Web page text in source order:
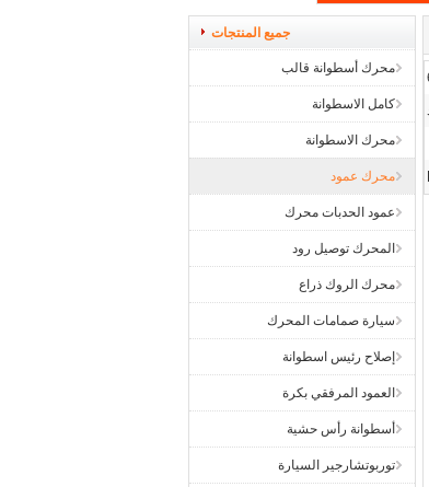
جميع المنتجات
محرك أسطوانة قالب
كامل الاسطوانة
محرك الاسطوانة
محرك عمود
عمود الحدبات محرك
المحرك توصيل رود
محرك الروك ذراع
سيارة صمامات المحرك
إصلاح رئيس اسطوانة
العمود المرفقي بكرة
أسطوانة رأس حشية
توربوتشارجير السيارة